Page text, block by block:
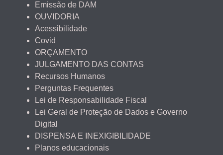
Emissão de DAM
OUVIDORIA
Acessibilidade
Covid
ORÇAMENTO
JULGAMENTO DAS CONTAS
Recursos Humanos
Perguntas Frequentes
Lei de Responsabilidade Fiscal
Lei Geral de Proteção de Dados e Governo
Digital
DISPENSA E INEXIGIBILIDADE
Planos educacionais